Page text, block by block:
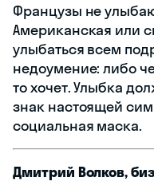
Французы не
Американская или
улыбаться всем
недоумение: либо
то хочет. Улыбка
знак настоящей
социальная маска.
Дмитрий Волков,